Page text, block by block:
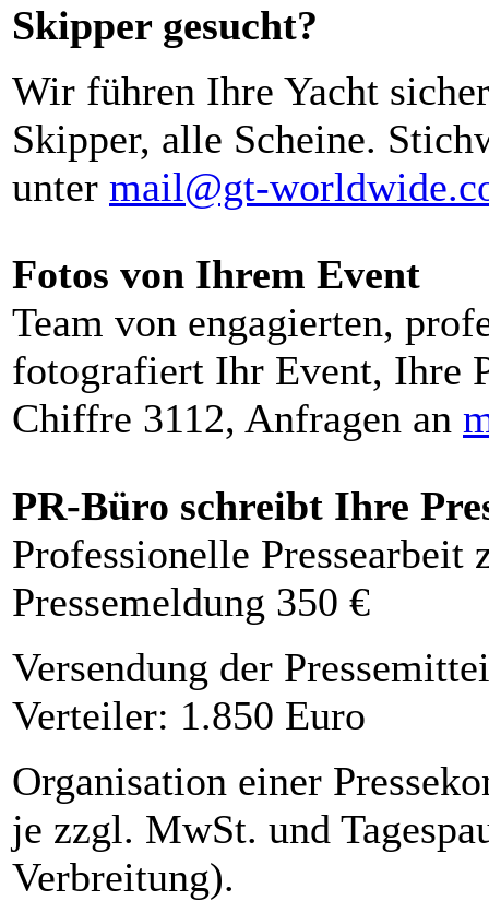
Skipper gesucht?
Wir führen Ihre Yacht
Skipper, alle Scheine.
unter mail@gt-
Fotos von Ihrem Event
Team von engagierten,
fotografiert Ihr Event, Ihre
Chiffre 3112, Anfragen an
PR-Büro schreibt Ihre
Professionelle Pressearbeit
Pressemeldung 350 €
Versendung der
Verteiler: 1.850 Euro
Organisation einer
je zzgl. MwSt. und
Verbreitung).